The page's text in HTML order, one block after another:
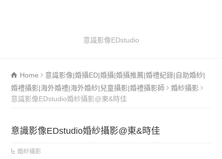
意識影像EDstudio
Home
意識影像|婚攝ED|婚攝|婚攝推薦|婚禮紀錄|自助婚紗|
婚禮攝影|海外婚禮|海外婚紗|兒童攝影|婚禮攝影師
婚紗攝影
意識影像EDstudio婚紗攝影@東&時佳
意識影像EDstudio婚紗攝影@東&時佳
婚紗攝影